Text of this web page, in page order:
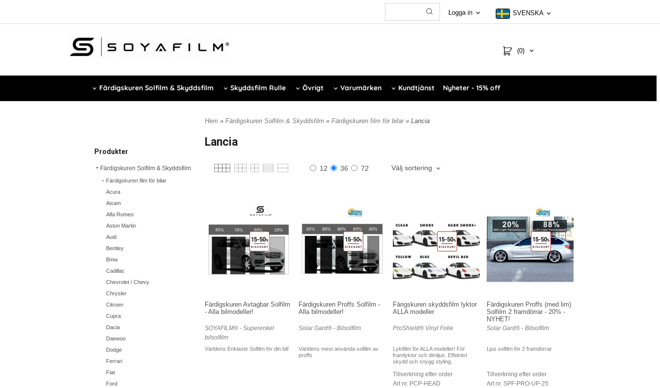
Logga in SVENSKA
(0)
Färdigskuren Solfilm & Skyddsfilm Skyddsfilm Rulle Övrigt Varumärken Kundtjänst Nyheter - 15% off
Produkter
Färdigskuren Solfilm & Skyddsfilm
Färdigskuren film för bilar
Acura
Aixam
Alfa Romeo
Aston Martin
Audi
Bentley
Bmw
Cadillac
Chevrolet / Chevy
Chrysler
Citroen
Cupra
Dacia
Daewoo
Dodge
Ferrari
Fiat
Ford
Hem » Färdigskuren Solfilm & Skyddsfilm » Färdigskuren film för bilar » Lancia
Lancia
12 36 72 Välj sortering
Färdigskuren Avtagbar Solfilm
- Alla bilmodeller!
SOYAFILM® - Superenkel
bilsolfilm
Världens Enklaste Solfilm för din bil!
Färdigskuren Proffs Solfilm -
Alla bilmodeller!
Solar Gard® - Bilsolfilm
Världens mest använda solfilm av
proffs
Färigskuren skyddsfilm lyktor
ALLA modeller
ProShield® Vinyl Folie
Lyktfilm för ALLA modeller! För
framlyktor och dimljus. Effektivt
skydd och snygg styling.
Tillverkning efter order
Art nr. PCP-HEAD
Färdigskuren Proffs (med lim)
Solfilm 2 framdörrar - 20% -
NYHET!
Solar Gard® - Bilsolfilm
Ljus solfilm för 2 framdörrar
Tillverkning efter order
Art nr. SPF-PRO-UP-25